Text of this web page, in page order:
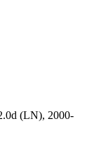
(LN), 2000-